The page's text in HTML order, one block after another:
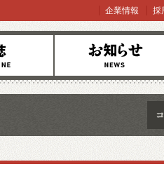
お知らせ
企業情報 採